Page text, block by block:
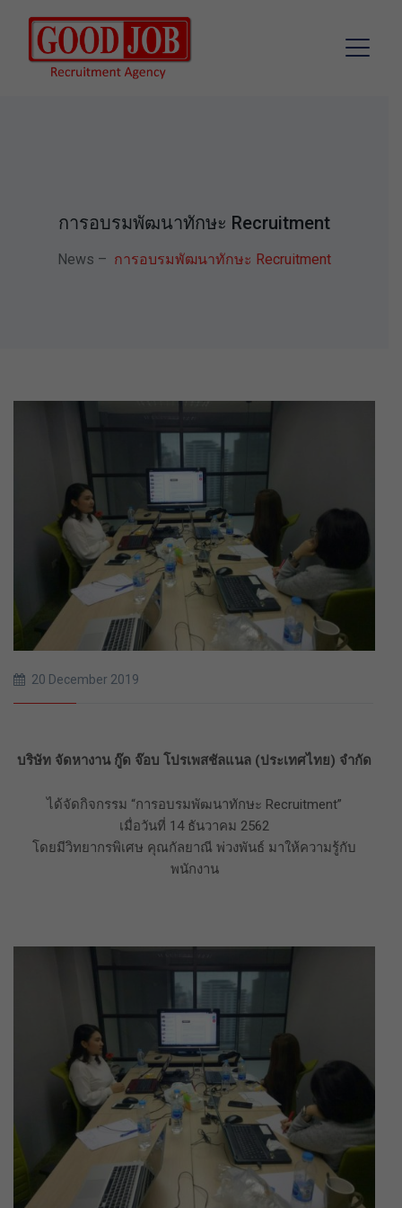
การอบรมพัฒนาทักษะ Recruitment
News – การอบรมพัฒนาทักษะ Recruitment
20 December 2019
บริษัท จัดหางาน กู๊ด จ๊อบ โปรเพสชัลแนล (ประเทศไทย) จำกัด
ได้จัดกิจกรรม “การอบรมพัฒนาทักษะ Recruitment”
เมื่อวันที่ 14 ธันวาคม 2562
โดยมีวิทยากรพิเศษ คุณกัลยาณี พ่วงพันธ์ มาให้ความรู้กับ
พนักงาน